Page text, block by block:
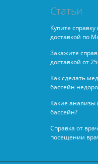
Статьи
Купите
доставкой по
Закажите
доставкой от
Как сделать
бассейн
Какие анализы
бассейн?
Справка от
посещении